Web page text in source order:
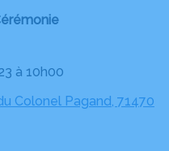
à 10h00
Colonel Pagand, 71470